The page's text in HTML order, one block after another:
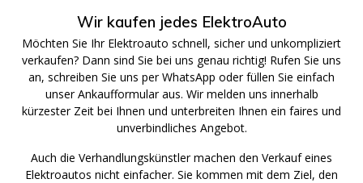
Wir kaufen jedes ElektroAuto
Möchten Sie Ihr Elektroauto schnell, sicher und unkompliziert
verkaufen? Dann sind Sie bei uns genau richtig! Rufen Sie uns
an, schreiben Sie uns per WhatsApp oder füllen Sie einfach
unser Ankaufformular aus. Wir melden uns innerhalb
kürzester Zeit bei Ihnen und unterbreiten Ihnen ein faires und
unverbindliches Angebot.
Auch die Verhandlungskünstler machen den Verkauf eines
Elektroautos nicht einfacher. Sie kommen mit dem Ziel, den